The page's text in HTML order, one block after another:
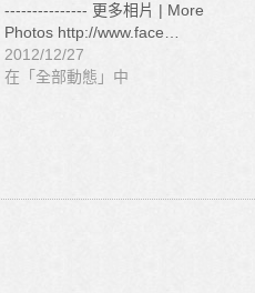
--------------- 更多相片 | More
Photos http://www.face…
2012/12/27
在「全部動態」中